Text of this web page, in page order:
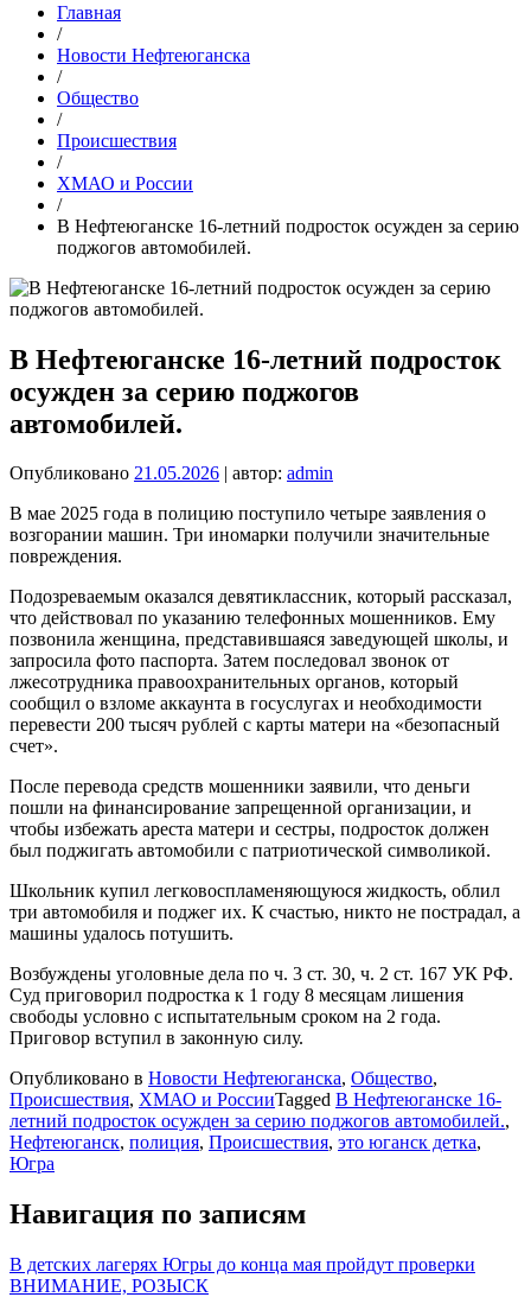
Главная
/
Новости Нефтеюганска
/
Общество
/
Происшествия
/
ХМАО и России
/
В Нефтеюганске 16-летний подросток осужден за серию
поджогов автомобилей.
В Нефтеюганске 16-летний подросток
осужден за серию поджогов
автомобилей.
Опубликовано 21.05.2026 | автор: admin
В мае 2025 года в полицию поступило четыре заявления о
возгорании машин. Три иномарки получили значительные
повреждения.
Подозреваемым оказался девятиклассник, который рассказал,
что действовал по указанию телефонных мошенников. Ему
позвонила женщина, представившаяся заведующей школы, и
запросила фото паспорта. Затем последовал звонок от
лжесотрудника правоохранительных органов, который
сообщил о взломе аккаунта в госуслугах и необходимости
перевести 200 тысяч рублей с карты матери на «безопасный
счет».
После перевода средств мошенники заявили, что деньги
пошли на финансирование запрещенной организации, и
чтобы избежать ареста матери и сестры, подросток должен
был поджигать автомобили с патриотической символикой.
Школьник купил легковоспламеняющуюся жидкость, облил
три автомобиля и поджег их. К счастью, никто не пострадал, а
машины удалось потушить.
Возбуждены уголовные дела по ч. 3 ст. 30, ч. 2 ст. 167 УК РФ.
Суд приговорил подростка к 1 году 8 месяцам лишения
свободы условно с испытательным сроком на 2 года.
Приговор вступил в законную силу.
Опубликовано в Новости Нефтеюганска, Общество,
Происшествия, ХМАО и РоссииTagged В Нефтеюганске 16-
летний подросток осужден за серию поджогов автомобилей.,
Нефтеюганск, полиция, Происшествия, это юганск детка,
Югра
Навигация по записям
В детских лагерях Югры до конца мая пройдут проверки
️ВНИМАНИЕ, РОЗЫСК